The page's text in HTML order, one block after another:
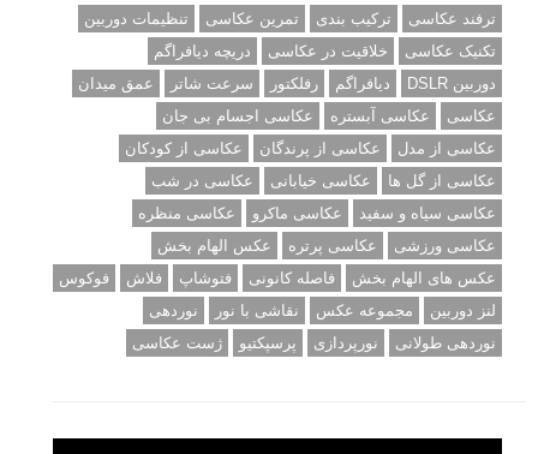
ترفند عکاسی
ترکیب بندی تمرین عکاسی
تنظیمات دوربین
تکنیک عکاسی
خلاقیت در عکاسی
دریچه دیافراگم
دوربین DSLR
دیافراگم رفلکتور سرعت شاتر
عمق میدان
عکاسی
عکاسی آبستره
عکاسی اجسام بی جان
عکاسی از مدل
عکاسی از پرندگان
عکاسی از کودکان
عکاسی از گل ها
عکاسی خیابانی
عکاسی در شب
عکاسی سیاه و سفید
عکاسی ماکرو
عکاسی منظره
عکاسی ورزشی
عکاسی پرتره
عکس الهام بخش
عکس های الهام بخش
فاصله کانونی فتوشاپ فلاش
فوکوس
لنز دوربین
مجموعه عکس نقاشی با نور
نوردهی
نوردهی طولانی
نورپردازی پرسپکتیو ژست عکاسی